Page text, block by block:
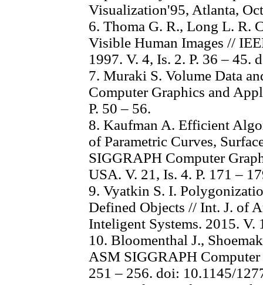
Visualization'95, Atlanta,
6. Thoma G. R., Long L. R.
Visible Human Images //
1997. V. 4, Is. 2. P. 36 – 45.
7. Muraki S. Volume Data
Computer Graphics and
P. 50 – 56.
8. Kaufman A. Efficient
of Parametric Curves,
SIGGRAPH Computer
USA. V. 21, Is. 4. P. 171 –
9. Vyatkin S. I.
Defined Objects // Int. J. of
Inteligent Systems. 2015. V.
10. Bloomenthal J.,
ASM SIGGRAPH Computer
251 – 256. doi: 10.1145/